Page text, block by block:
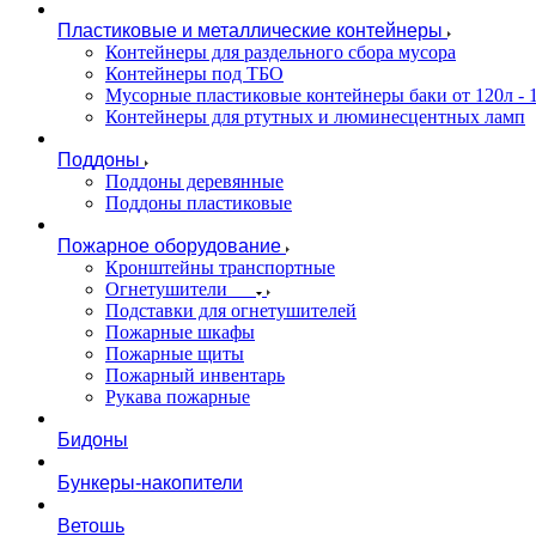
Пластиковые и металлические контейнеры
Контейнеры для раздельного сбора мусора
Контейнеры под ТБО
Мусорные пластиковые контейнеры баки от 120л -
Контейнеры для ртутных и люминесцентных ламп
Поддоны
Поддоны деревянные
Поддоны пластиковые
Пожарное оборудование
Кронштейны транспортные
Огнетушители
Подставки для огнетушителей
Пожарные шкафы
Пожарные щиты
Пожарный инвентарь
Рукава пожарные
Бидоны
Бункеры-накопители
Ветошь